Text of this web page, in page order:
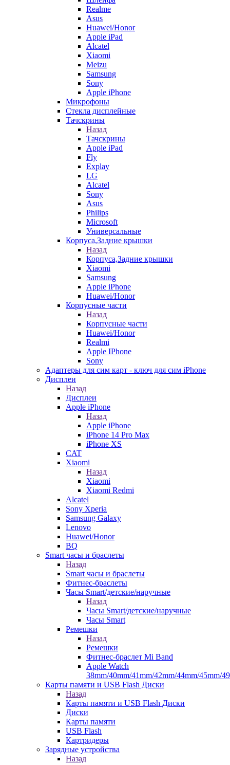
Realme
Asus
Huawei/Honor
Apple iPad
Alcatel
Xiaomi
Meizu
Samsung
Sony
Apple iPhone
Микрофоны
Стекла дисплейные
Тачскрины
Назад
Тачскрины
Apple iPad
Fly
Explay
LG
Alcatel
Sony
Asus
Philips
Microsoft
Универсальные
Корпуса,Задние крышки
Назад
Корпуса,Задние крышки
Xiaomi
Samsung
Apple iPhone
Huawei/Honor
Корпусные части
Назад
Корпусные части
Huawei/Honor
Realmi
Apple IPhone
Sony
Адаптеры для сим карт - ключ для сим iPhone
Дисплеи
Назад
Дисплеи
Apple iPhone
Назад
Apple iPhone
iPhone 14 Pro Max
iPhone XS
CAT
Xiaomi
Назад
Xiaomi
Xiaomi Redmi
Alcatel
Sony Xperia
Samsung Galaxy
Lenovo
Huawei/Honor
BQ
Smart часы и браслеты
Назад
Smart часы и браслеты
Фитнес-браслеты
Часы Smart/детские/наручные
Назад
Часы Smart/детские/наручные
Часы Smart
Ремешки
Назад
Ремешки
Фитнес-браслет Mi Band
Apple Watch
38mm/40mm/41mm/42mm/44mm/45mm/
Карты памяти и USB Flash Диски
Назад
Карты памяти и USB Flash Диски
Диски
Карты памяти
USB Flash
Картридеры
Зарядные устройства
Назад